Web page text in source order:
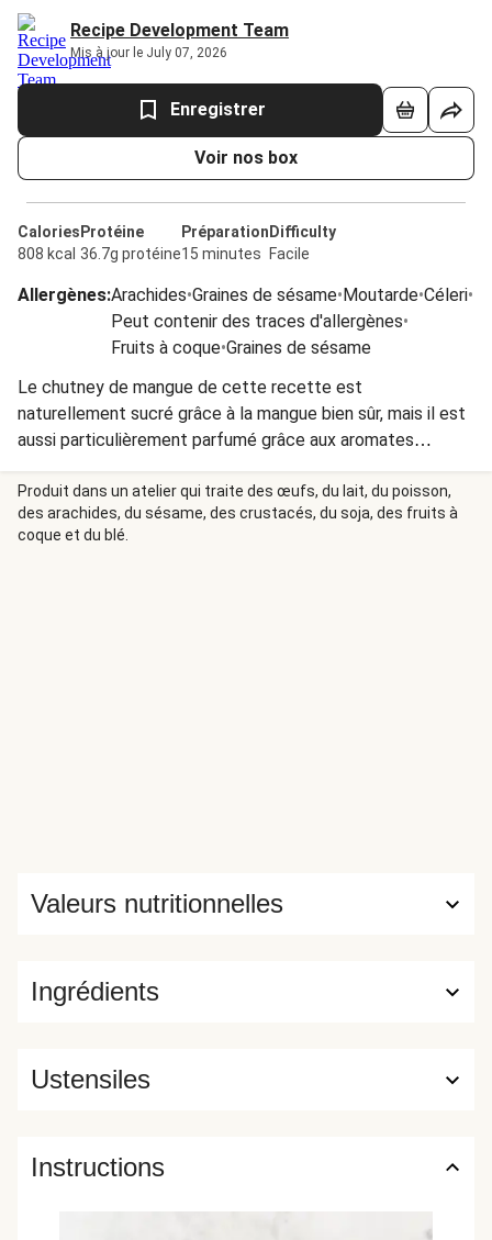
Recipe Development Team
Mis à jour le July 07, 2026
Enregistrer
Voir nos box
Calories
808 kcal
Protéine
36.7g protéine
Préparation
15 minutes
Difficulty
Facile
Allergènes:Arachides•Graines de sésame•Moutarde•Céleri•
Peut contenir des traces d'allergènes•
Fruits à coque•Graines de sésame
Le chutney de mangue de cette recette est
naturellement sucré grâce à la mangue bien sûr, mais il est
aussi particulièrement parfumé grâce aux aromates
comme l'ail, le gingembre et la citronnelle !
Produit dans un atelier qui traite des œufs, du lait, du poisson,
des arachides, du sésame, des crustacés, du soja, des fruits à
coque et du blé.
Ingrédients
Valeurs nutritionnelles
Ustensiles
Instructions